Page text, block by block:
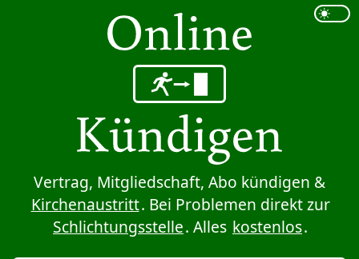
Sprung zum Inhalt
Vertrag, Mitgliedschaft, Abo kündigen &
Kirchenaustritt. Bei Problemen direkt zur
Schlichtungsstelle. Alles kostenlos.